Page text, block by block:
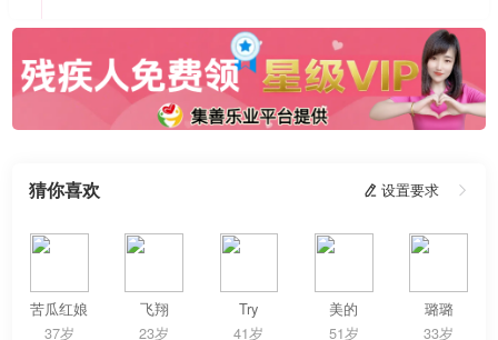
猜你喜欢  设置要求 
苦瓜红娘
37岁
飞翔
23岁
Try
41岁
美的
51岁
璐璐
33岁